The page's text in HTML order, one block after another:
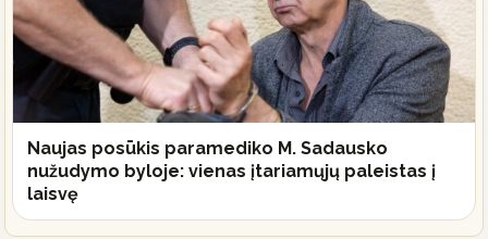
Naujas posūkis paramediko M. Sadausko
nužudymo byloje: vienas įtariamųjų paleistas į
laisvę